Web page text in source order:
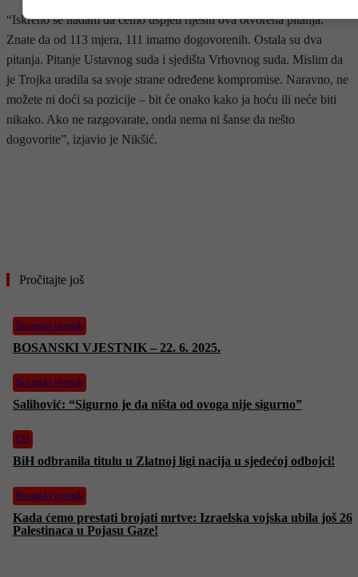
“Iskreno se nadam da ćemo uspjeti riješiti ova otvorena pitanja.
Znate da od 113 mjera, 111 imamo dogovorenih. Ostala su dva
pitanja. Pitanje Ustavnog suda i sjedišta Vrhovnog suda. Mislim da
je Trojka uradila sa svoje strane određene kompromise. Naravno, ne
možete ni doći sa pozicije – bit će onako kako ja hoću ili neće biti
nikako. Ako ne razgovarate, onda nema ni šanse da nešto
dogovorite”, izjavio je Nikšić.
Pročitajte još
Bosanski vjestnik
BOSANSKI VJESTNIK – 22. 6. 2025.
Bosanski vjestnik
Salihović: “Sigurno je da ništa od ovoga nije sigurno”
CD
BiH odbranila titulu u Zlatnoj ligi nacija u sjedećoj odbojci!
Bosanski vjestnik
Kada ćemo prestati brojati mrtve: Izraelska vojska ubila još 26
Palestinaca u Pojasu Gaze!